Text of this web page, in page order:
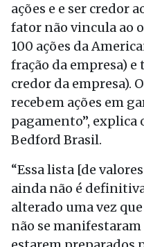
ações e e ser credor
fator não vincula ao
100 ações da
fração da empresa)
credor da empresa).
recebem ações em
pagamento”, explica
Bedford Brasil.
“Essa lista [de
ainda não é
alterado uma vez
não se